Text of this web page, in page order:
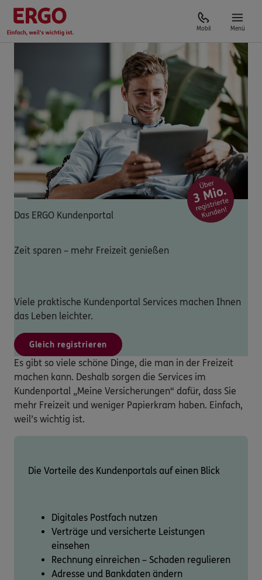
Mobil Menü
Das ERGO Kundenportal
Zeit sparen – mehr Freizeit genießen
Viele praktische Kundenportal Services machen Ihnen
das Leben leichter.
Gleich registrieren
Es gibt so viele schöne Dinge, die man in der Freizeit
machen kann. Deshalb sorgen die Services im
Kundenportal „Meine Versicherungen“ dafür, dass Sie
mehr Freizeit und weniger Papierkram haben. Einfach,
weil’s wichtig ist.
Die Vorteile des Kundenportals auf einen Blick
Digitales Postfach nutzen
Verträge und versicherte Leistungen
einsehen
Rechnung einreichen – Schaden regulieren
Adresse und Bankdaten ändern